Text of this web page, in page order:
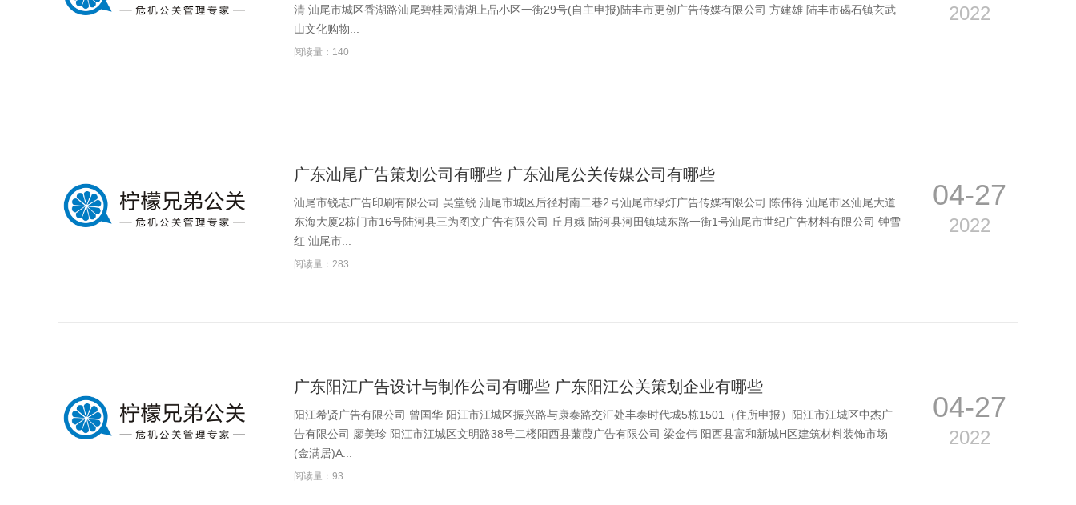
清 汕尾市城区香湖路汕尾碧桂园清湖上品小区一街29号(自主申报)陆丰市更创广告传媒有限公司 方建雄 陆丰市碣石镇玄武
山文化购物...
阅读量：140
2022
广东汕尾广告策划公司有哪些 广东汕尾公关传媒公司有哪些
汕尾市锐志广告印刷有限公司 吴堂锐 汕尾市城区后径村南二巷2号汕尾市绿灯广告传媒有限公司 陈伟得 汕尾市区汕尾大道
东海大厦2栋门市16号陆河县三为图文广告有限公司 丘月娥 陆河县河田镇城东路一街1号汕尾市世纪广告材料有限公司 钟雪
红 汕尾市...
阅读量：283
04-27
2022
广东阳江广告设计与制作公司有哪些 广东阳江公关策划企业有哪些
阳江希贤广告有限公司 曾国华 阳江市江城区振兴路与康泰路交汇处丰泰时代城5栋1501（住所申报）阳江市江城区中杰广
告有限公司 廖美珍 阳江市江城区文明路38号二楼阳西县蒹葭广告有限公司 梁金伟 阳西县富和新城H区建筑材料装饰市场
(金满居)A...
阅读量：93
04-27
2022